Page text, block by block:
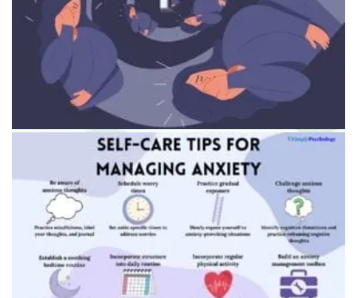
Групповая терапия
Сравнение полезных мер безопасности и тревожных
ритуалов